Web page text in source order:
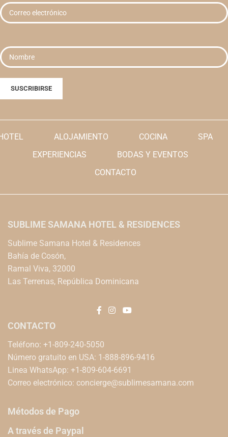
ALOJAMIENTO COCINA
SPA
EXPERIENCIAS
BODAS Y EVENTOS
CONTACTO
SUBLIME SAMANA HOTEL & RESIDENCES
Sublime Samana Hotel & Residences
Bahía de Cosón,
Ramal Viva, 32000
Las Terrenas, República Dominicana
CONTACTO
Teléfono: +1-809-240-5050
Número gratuito en USA: 1-888-896-9416
Linea WhatsApp: +1-809-604-6691
Correo electrónico: concierge@sublimesamana.com
Métodos de Pago
A través de Paypal